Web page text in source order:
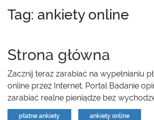
Tag: ankiety online
Strona główna
Zacznij teraz zarabiać na wypełnianiu
online przez Internet. Portal Badanie
zarabiać realne pieniądze bez
płatne ankiety ankiety online